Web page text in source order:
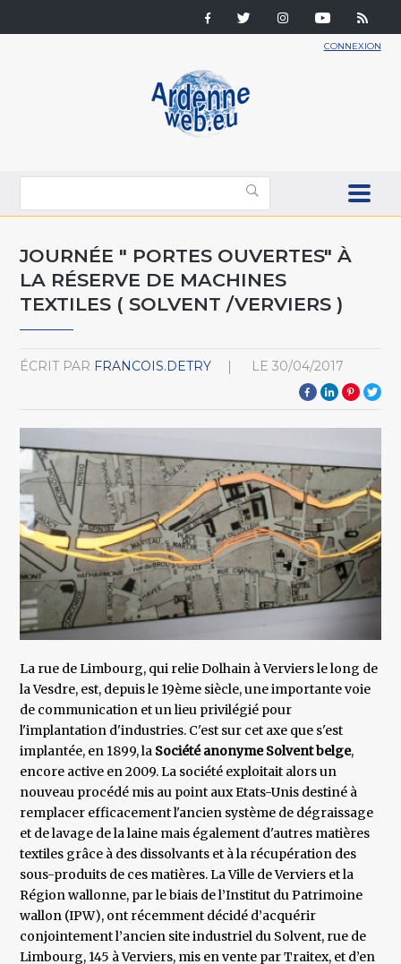
CONNEXION
JOURNÉE " PORTES OUVERTES" À
LA RÉSERVE DE MACHINES
TEXTILES ( SOLVENT /VERVIERS )
ÉCRIT PAR FRANCOIS.DETRY LE 30/04/2017
La rue de Limbourg, qui relie Dolhain à Verviers le long de
la Vesdre, est, depuis le 19ème siècle, une importante voie
de communication et un lieu privilégié pour
l'implantation d'industries. C'est sur cet axe que s'est
implantée, en 1899, la Société anonyme Solvent belge,
encore active en 2009. La société exploitait alors un
nouveau procédé mis au point aux Etats-Unis destiné à
remplacer efficacement l'ancien système de dégraissage
et de lavage de la laine mais également d'autres matières
textiles grâce à des dissolvants et à la récupération des
sous-produits de ces matières. La Ville de Verviers et la
Région wallonne, par le biais de l’Institut du Patrimoine
wallon (IPW), ont récemment décidé d’acquérir
conjointement l’ancien site industriel du Solvent, rue de
Limbourg, 145 à Verviers, mis en vente par Traitex, et d’en